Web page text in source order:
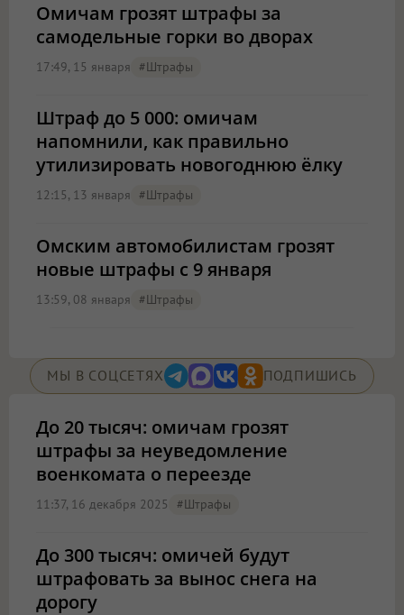
Омичам грозят штрафы за
самодельные горки во дворах
17:49, 15 января #штрафы
Штраф до 5 000: омичам
напомнили, как правильно
утилизировать новогоднюю ёлку
12:15, 13 января #штрафы
Омским автомобилистам грозят
новые штрафы с 9 января
13:59, 08 января #штрафы
МЫ В СОЦСЕТЯХ ПОДПИШИСЬ
До 20 тысяч: омичам грозят
штрафы за неуведомление
военкомата о переезде
11:37, 16 декабря 2025 #штрафы
До 300 тысяч: омичей будут
штрафовать за вынос снега на
дорогу